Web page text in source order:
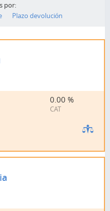
por:
Plazo devolución
0.00 %
CAT